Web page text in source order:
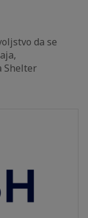
da se
Shelter